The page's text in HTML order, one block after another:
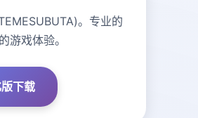
。专业的
游戏体验。
下载